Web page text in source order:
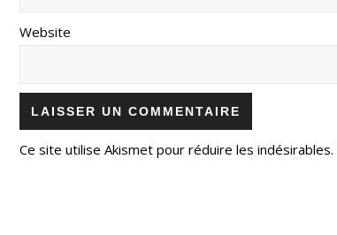
Website
Ce site utilise Akismet pour réduire les indésirables.